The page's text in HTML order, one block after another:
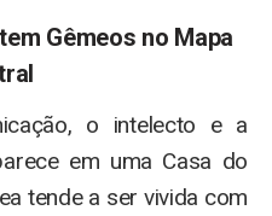
Gêmeos no Mapa
o intelecto e a
em uma Casa do
tende a ser vivida com